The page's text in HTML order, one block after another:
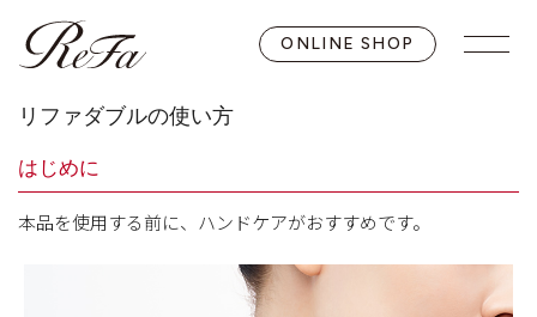
ONLINE SHOP
リファダブルの使い方
はじめに
本品を使⽤する前に、ハンドケアがおすすめです。